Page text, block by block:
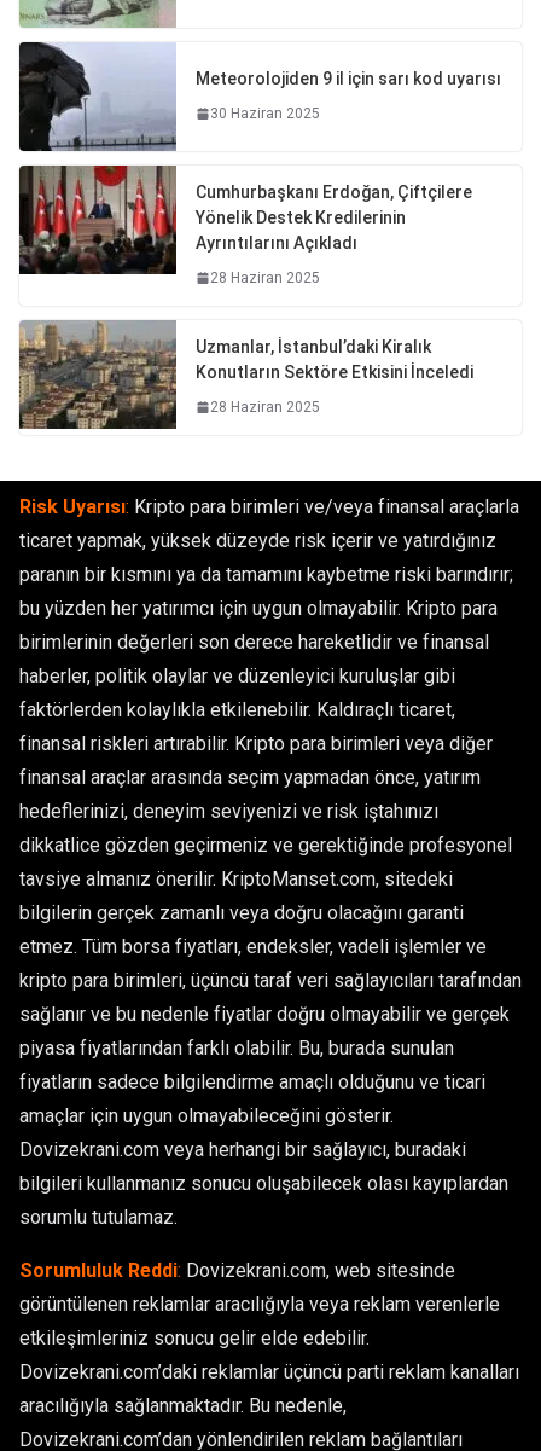
Meteorolojiden 9 il için sarı kod uyarısı
30 Haziran 2025
Cumhurbaşkanı Erdoğan, Çiftçilere
Yönelik Destek Kredilerinin
Ayrıntılarını Açıkladı
28 Haziran 2025
Uzmanlar, İstanbul’daki Kiralık
Konutların Sektöre Etkisini İnceledi
28 Haziran 2025
Risk Uyarısı: Kripto para birimleri ve/veya finansal araçlarla
ticaret yapmak, yüksek düzeyde risk içerir ve yatırdığınız
paranın bir kısmını ya da tamamını kaybetme riski barındırır;
bu yüzden her yatırımcı için uygun olmayabilir. Kripto para
birimlerinin değerleri son derece hareketlidir ve finansal
haberler, politik olaylar ve düzenleyici kuruluşlar gibi
faktörlerden kolaylıkla etkilenebilir. Kaldıraçlı ticaret,
finansal riskleri artırabilir. Kripto para birimleri veya diğer
finansal araçlar arasında seçim yapmadan önce, yatırım
hedeflerinizi, deneyim seviyenizi ve risk iştahınızı
dikkatlice gözden geçirmeniz ve gerektiğinde profesyonel
tavsiye almanız önerilir. KriptoManset.com, sitedeki
bilgilerin gerçek zamanlı veya doğru olacağını garanti
etmez. Tüm borsa fiyatları, endeksler, vadeli işlemler ve
kripto para birimleri, üçüncü taraf veri sağlayıcıları tarafından
sağlanır ve bu nedenle fiyatlar doğru olmayabilir ve gerçek
piyasa fiyatlarından farklı olabilir. Bu, burada sunulan
fiyatların sadece bilgilendirme amaçlı olduğunu ve ticari
amaçlar için uygun olmayabileceğini gösterir.
Dovizekrani.com veya herhangi bir sağlayıcı, buradaki
bilgileri kullanmanız sonucu oluşabilecek olası kayıplardan
sorumlu tutulamaz.
Sorumluluk Reddi: Dovizekrani.com, web sitesinde
görüntülenen reklamlar aracılığıyla veya reklam verenlerle
etkileşimleriniz sonucu gelir elde edebilir.
Dovizekrani.com’daki reklamlar üçüncü parti reklam kanalları
aracılığıyla sağlanmaktadır. Bu nedenle,
Dovizekrani.com’dan yönlendirilen reklam bağlantıları